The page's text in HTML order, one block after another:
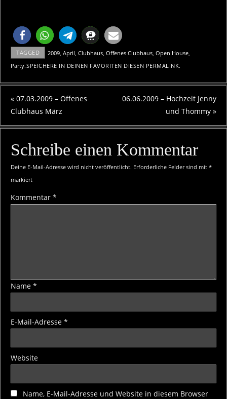
TAGGED 2009,April,Clubhaus,Offenes Clubhaus,Open House,
Party.SPEICHERE IN DEINEN FAVORITEN DIESEN PERMALINK.
« 07.03.2009 – Offenes
Clubhaus März
06.06.2009 – Hochzeit Jenny
und Thommy »
Schreibe einen Kommentar
Deine E-Mail-Adresse wird nicht veröffentlicht. Erforderliche Felder sind mit*
markiert
Kommentar*
Name*
E-Mail-Adresse*
Website
Name, E-Mail-Adresse und Website in diesem Browser